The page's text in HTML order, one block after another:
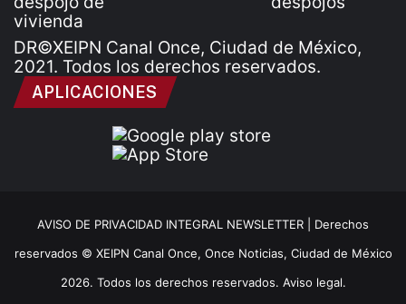
DR©XEIPN Canal Once, Ciudad de México,
2021. Todos los derechos reservados.
APLICACIONES
AVISO DE PRIVACIDAD INTEGRAL NEWSLETTER | Derechos
reservados © XEIPN Canal Once, Once Noticias, Ciudad de México
2026. Todos los derechos reservados. Aviso legal.